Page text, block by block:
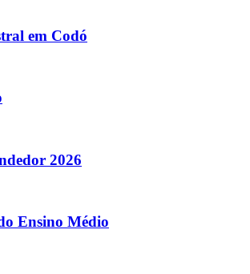
em Codó
2026
Ensino Médio